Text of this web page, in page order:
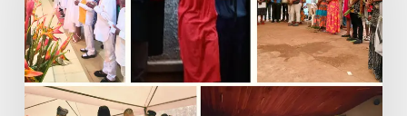
y
Danzas:
Reviviendo
la